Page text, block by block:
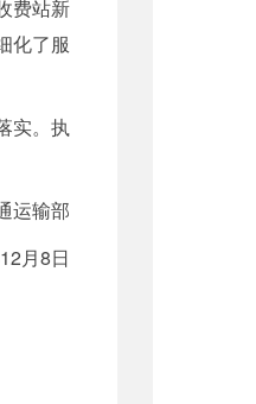
费站新
化了服
实。执
运输部
月8日